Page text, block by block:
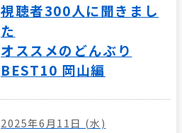
視聴者300人に聞きまし
た
オススメのどんぶり
BEST10 岡山編
2025年6月11日 (水)